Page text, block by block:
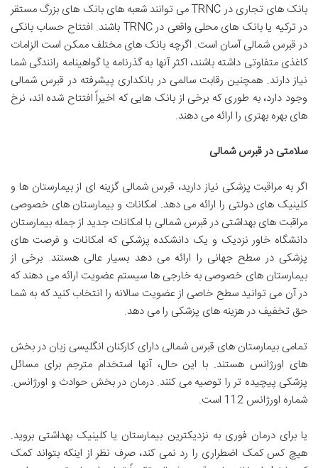
بانک های تجاری در TRNC می توانند شعبه های بانک های بزرگ مستقر
در ترکیه یا بانک های محلی واقعی در TRNC باشند. افتتاح حساب بانکی
در قبرس شمالی آسان است. اگرچه بانک های مختلف ممکن است الزامات
کاغذی متفاوتی داشته باشند، اکثر آنها به گذرنامه یا گواهینامه رانندگی شما
نیاز دارند. همچنین رقابت سالمی در بانکداری پیشرفته در قبرس شمالی
وجود دارد، به طوری که برخی از بانک هایی که اخیراً افتتاح شده اند، نرخ
های بهره بهتری را ارائه می دهند.
سلامتی در قبرس شمالی
اگر به مراقبت پزشکی نیاز دارید، قبرس شمالی گزینه ای از بیمارستان ها و
کلینیک های دولتی را ارائه می دهد. امکانات و بیمارستان های خصوصی
مراقبت های بهداشتی در قبرس شمالی با امکانات جدید از جمله بیمارستان
دانشگاه خاور نزدیک و یک دانشکده پزشکی که امکانات و فرصت های
پزشکی در سطح جهانی را ارائه می دهد بسیار عالی هستند. برخی از
بیمارستان های خصوصی به خارجی ها سیستم عضویت ارائه می دهند که
در آن می توانید سطح خاصی از عضویت سالانه را انتخاب کنید که به شما
حق تخفیف در هزینه های پزشکی را می دهد.
تمامی بیمارستان های قبرس شمالی دارای کارکنان انگلیسی زبان در بخش
های اورژانس هستند. با این حال، آنها استخدام مترجم برای مسائل
پزشکی پیچیده تر را توصیه می کنند. درمان در بخش حوادث و اورژانس.
شماره اورژانس 112 است.
یا برای درمان فوری به نزدیکترین بیمارستان یا کلینیک بهداشتی بروید.
هیچ کس کمک اضطراری را رد نمی کند، صرف نظر از اینکه بتواند کمک